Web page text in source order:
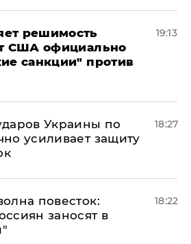
решимость
США официально
санкции" против
19:13
Украины по
усиливает защиту
18:27
повесток:
заносят в
18:22